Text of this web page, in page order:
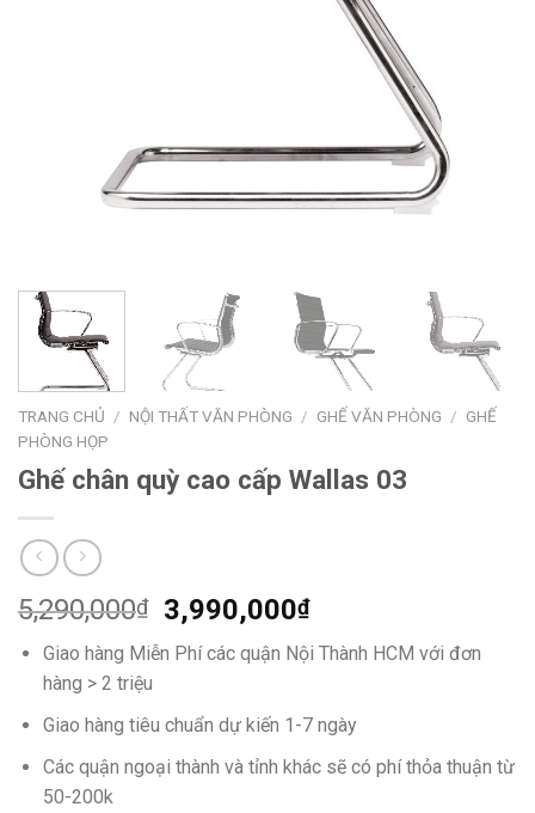
TRANG CHỦ / NỘI THẤT VĂN PHÒNG / GHẾ VĂN PHÒNG / GHẾ
PHÒNG HỌP
Ghế chân quỳ cao cấp Wallas 03
5,290,000₫ 3,990,000₫
Giao hàng Miễn Phí các quận Nội Thành HCM với đơn
hàng > 2 triệu
Giao hàng tiêu chuẩn dự kiến 1-7 ngày
Các quận ngoại thành và tỉnh khác sẽ có phí thỏa thuận từ
50-200k